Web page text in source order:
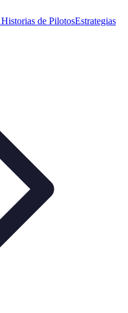
Historias de PilotosEstrategias